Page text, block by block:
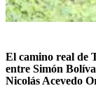
El camino real de
entre Simón
Nicolás Acevedo